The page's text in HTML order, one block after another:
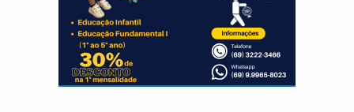
PREVISÃO: Interior de Rondônia terá sábado (8) de calor
INFRAESTRUTURA: Após quase 30 anos de espera, asfalto chega ao
A ILHA:Coreografia de Rondônia estreia na programação do Festival de